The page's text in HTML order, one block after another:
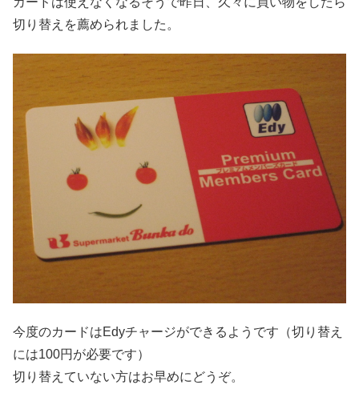
切り替えを薦められました。
今度のカードはEdyチャージができるようです（切り替え
には100円が必要です）
切り替えていない方はお早めにどうぞ。